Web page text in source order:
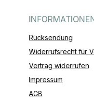
Rücksendung
Widerrufsrecht für
Vertrag widerrufen
Impressum
AGB